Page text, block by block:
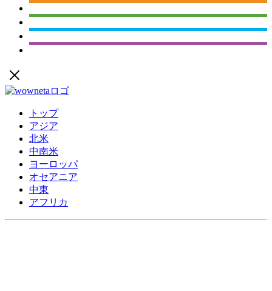
トップ
アジア
北米
中南米
ヨーロッパ
オセアニア
中東
アフリカ